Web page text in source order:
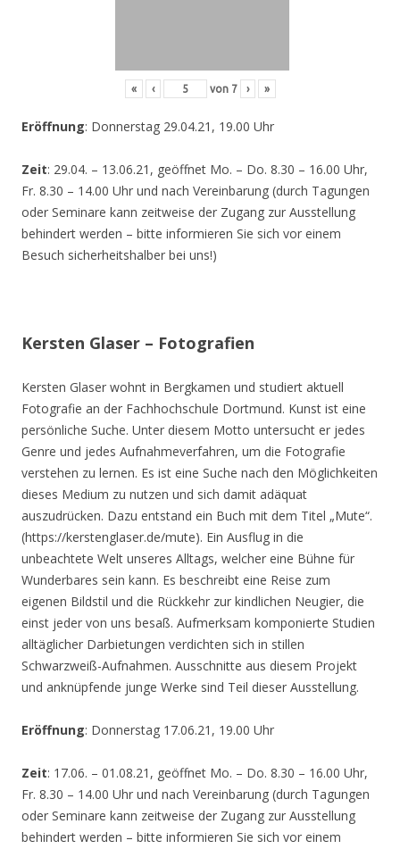
« ‹ von 7 › »
Eröffnung: Donnerstag 29.04.21, 19.00 Uhr
Zeit: 29.04. – 13.06.21, geöffnet Mo. – Do. 8.30 – 16.00 Uhr,
Fr. 8.30 – 14.00 Uhr und nach Vereinbarung (durch Tagungen
oder Seminare kann zeitweise der Zugang zur Ausstellung
behindert werden – bitte informieren Sie sich vor einem
Besuch sicherheitshalber bei uns!)
Kersten Glaser – Fotografien
Kersten Glaser wohnt in Bergkamen und studiert aktuell
Fotografie an der Fachhochschule Dortmund. Kunst ist eine
persönliche Suche. Unter diesem Motto untersucht er jedes
Genre und jedes Aufnahmeverfahren, um die Fotografie
verstehen zu lernen. Es ist eine Suche nach den Möglichkeiten
dieses Medium zu nutzen und sich damit adäquat
auszudrücken. Dazu entstand ein Buch mit dem Titel „Mute“.
(https://kerstenglaser.de/mute). Ein Ausflug in die
unbeachtete Welt unseres Alltags, welcher eine Bühne für
Wunderbares sein kann. Es beschreibt eine Reise zum
eigenen Bildstil und die Rückkehr zur kindlichen Neugier, die
einst jeder von uns besaß. Aufmerksam komponierte Studien
alltäglicher Darbietungen verdichten sich in stillen
Schwarzweiß-Aufnahmen. Ausschnitte aus diesem Projekt
und anknüpfende junge Werke sind Teil dieser Ausstellung.
Eröffnung: Donnerstag 17.06.21, 19.00 Uhr
Zeit: 17.06. – 01.08.21, geöffnet Mo. – Do. 8.30 – 16.00 Uhr,
Fr. 8.30 – 14.00 Uhr und nach Vereinbarung (durch Tagungen
oder Seminare kann zeitweise der Zugang zur Ausstellung
behindert werden – bitte informieren Sie sich vor einem